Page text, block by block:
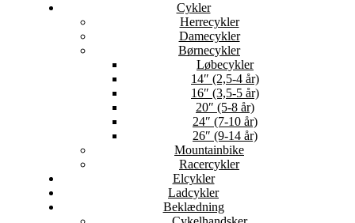
Cykler
Herrecykler
Damecykler
Børnecykler
Løbecykler
14″ (2,5-4 år)
16″ (3,5-5 år)
20″ (5-8 år)
24″ (7-10 år)
26″ (9-14 år)
Mountainbike
Racercykler
Elcykler
Ladcykler
Beklædning